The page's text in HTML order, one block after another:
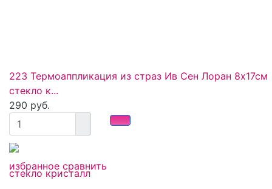
избранное сравнить
223 Термоаппликация из страз Ив Сен Лоран 8х17см
стекло к...
290 руб.